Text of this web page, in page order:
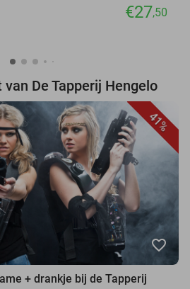
€27,50
De Tapperij Hengelo
41%
favorite_border
+ drankje bij de Tapperij